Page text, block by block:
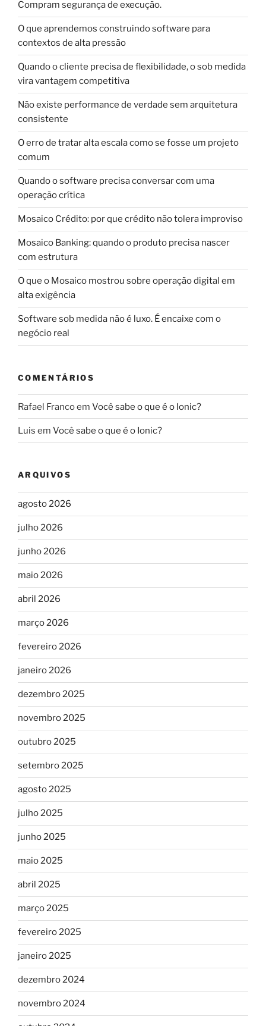
Compram segurança de execução.
O que aprendemos construindo software para
contextos de alta pressão
Quando o cliente precisa de flexibilidade, o sob medida
vira vantagem competitiva
Não existe performance de verdade sem arquitetura
consistente
O erro de tratar alta escala como se fosse um projeto
comum
Quando o software precisa conversar com uma
operação crítica
Mosaico Crédito: por que crédito não tolera improviso
Mosaico Banking: quando o produto precisa nascer
com estrutura
O que o Mosaico mostrou sobre operação digital em
alta exigência
Software sob medida não é luxo. É encaixe com o
negócio real
COMENTÁRIOS
Rafael Francoem Você sabe o que é o Ionic?
Luis em Você sabe o que é o Ionic?
ARQUIVOS
agosto 2026
julho 2026
junho 2026
maio 2026
abril 2026
março 2026
fevereiro 2026
janeiro 2026
dezembro 2025
novembro 2025
outubro 2025
setembro 2025
agosto 2025
julho 2025
junho 2025
maio 2025
abril 2025
março 2025
fevereiro 2025
janeiro 2025
dezembro 2024
novembro 2024